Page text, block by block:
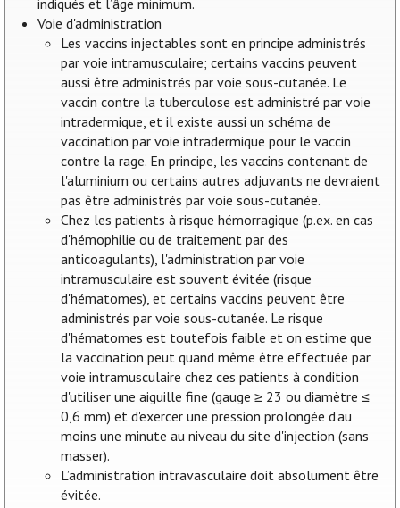
indiqués et l’âge minimum.
Voie d'administration
Les vaccins injectables sont en principe administrés
par voie intramusculaire; certains vaccins peuvent
aussi être administrés par voie sous-cutanée. Le
vaccin contre la tuberculose est administré par voie
intradermique, et il existe aussi un schéma de
vaccination par voie intradermique pour le vaccin
contre la rage. En principe, les vaccins contenant de
l'aluminium ou certains autres adjuvants ne devraient
pas être administrés par voie sous-cutanée.
Chez les patients à risque hémorragique (p.ex. en cas
d'hémophilie ou de traitement par des
anticoagulants), l'administration par voie
intramusculaire est souvent évitée (risque
d'hématomes), et certains vaccins peuvent être
administrés par voie sous-cutanée. Le risque
d'hématomes est toutefois faible et on estime que
la vaccination peut quand même être effectuée par
voie intramusculaire chez ces patients à condition
d'utiliser une aiguille fine (gauge ≥ 23 ou diamètre ≤
0,6 mm) et d'exercer une pression prolongée d'au
moins une minute au niveau du site d'injection (sans
masser).
L’administration intravasculaire doit absolument être
évitée.